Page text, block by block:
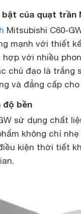
của quạt trần
Mitsubishi C60-
mạnh với thiết
với nhiều
chủ đạo là
và đẳng cấp
độ bền
sử dụng chất
không chỉ
kiện thời tiết